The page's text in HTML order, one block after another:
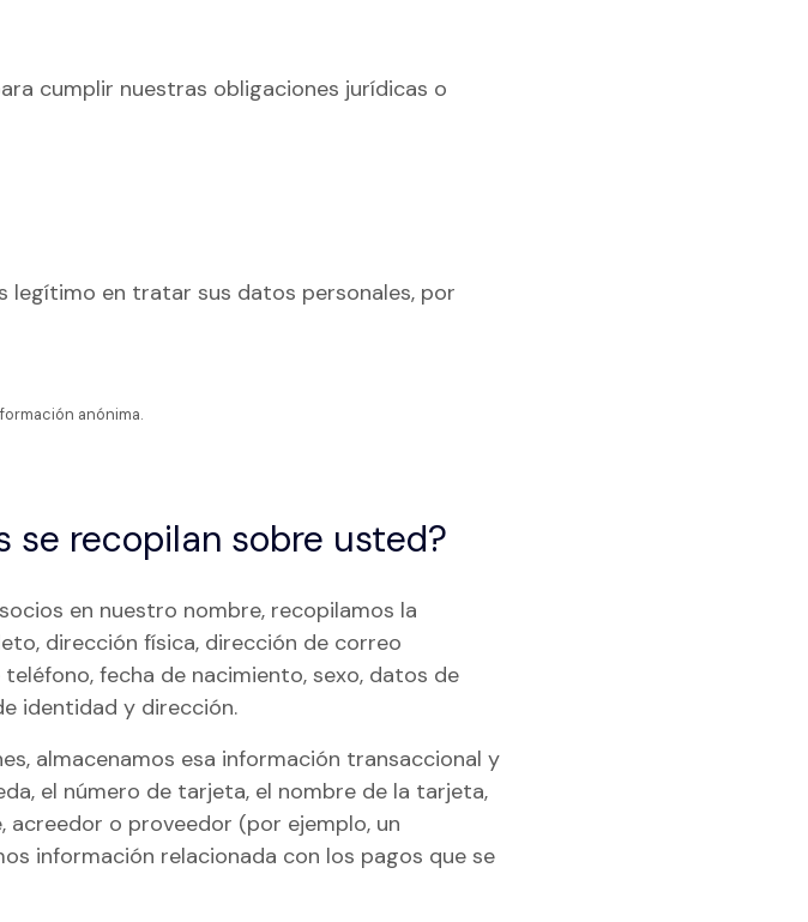
cumplir nuestras obligaciones jurídicas o
legítimo en tratar sus datos personales, por
anónima.
se recopilan sobre usted?
en nuestro nombre, recopilamos la
dirección física, dirección de correo
fecha de nacimiento, sexo, datos de
identidad y dirección.
almacenamos esa información transaccional y
el número de tarjeta, el nombre de la tarjeta,
o proveedor (por ejemplo, un
información relacionada con los pagos que se